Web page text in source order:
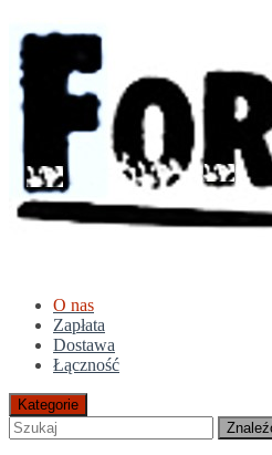
O nas
Zapłata
Dostawa
Łączność
Kategorie